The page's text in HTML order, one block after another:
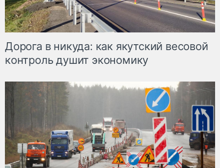
Дорога в никуда: как якутский весовой
контроль душит экономику